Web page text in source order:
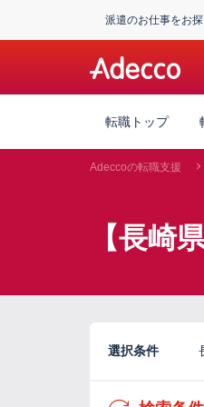
派遣のお仕事をお
転職トップ
Adeccoの転職支援
【長崎
選択条件